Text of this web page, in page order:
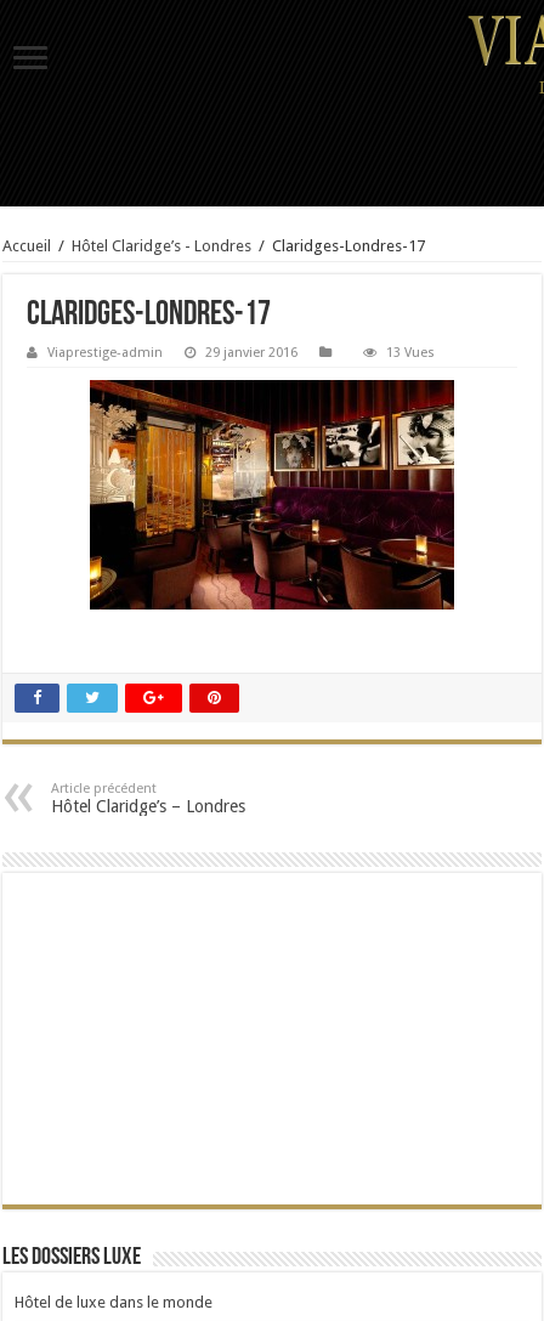
Accueil / Hôtel Claridge’s - Londres / Claridges-Londres-17
Claridges-Londres-17
Viaprestige-admin 29 janvier 2016 13 Vues
Article précédent
Hôtel Claridge’s – Londres
Les dossiers Luxe
Hôtel de luxe dans le monde